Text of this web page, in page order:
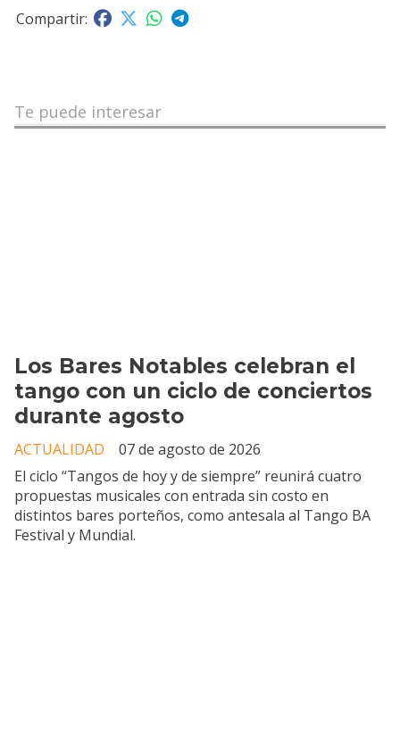
Te puede interesar
Los Bares Notables celebran el
tango con un ciclo de conciertos
durante agosto
ACTUALIDAD
07 de agosto de 2026
El ciclo “Tangos de hoy y de siempre” reunirá cuatro
propuestas musicales con entrada sin costo en
distintos bares porteños, como antesala al Tango BA
Festival y Mundial.